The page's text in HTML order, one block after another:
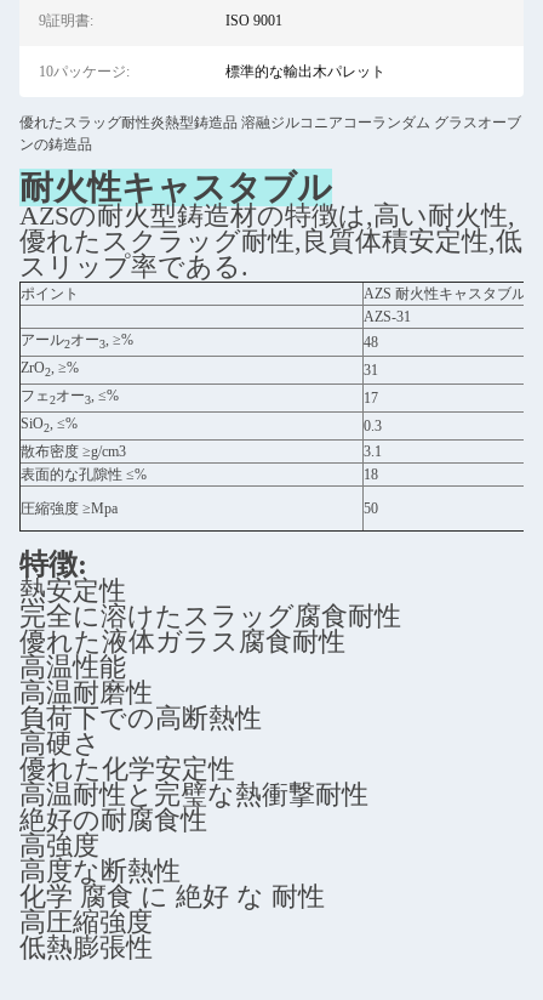
9証明書: ISO 9001
10パッケージ: 標準的な輸出木パレット
優れたスラッグ耐性炎熱型鋳造品 溶融ジルコニアコーランダム グラスオーブ
ンの鋳造品
耐火性キャスタブル
AZSの耐火型鋳造材の特徴は,高い耐火性,
優れたスクラッグ耐性,良質体積安定性,低
スリップ率である.
ポイント
AZS 耐火性キャスタブル
AZS-31
アール2オー3, ≥%
48
ZrO2, ≥%
31
フェ2オー3, ≤%
17
SiO2, ≤%
0.3
散布密度 ≥g/cm3
3.1
表面的な孔隙性 ≤%
18
圧縮強度 ≥Mpa
50
特徴:
熱安定性
完全に溶けたスラッグ腐食耐性
優れた液体ガラス腐食耐性
高温性能
高温耐磨性
負荷下での高断熱性
高硬さ
優れた化学安定性
高温耐性と完璧な熱衝撃耐性
絶好の耐腐食性
高強度
高度な断熱性
化学 腐食 に 絶好 な 耐性
高圧縮強度
低熱膨張性